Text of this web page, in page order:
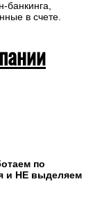
в счете.